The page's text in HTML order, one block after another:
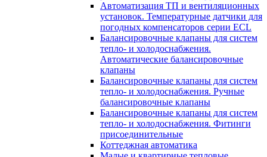
Автоматизация ТП и вентиляционных
установок. Температурные датчики для
погодных компенсаторов серии ECL
Балансировочные клапаны для систем
тепло- и холодоснабжения.
Автоматические балансировочные
клапаны
Балансировочные клапаны для систем
тепло- и холодоснабжения. Ручные
балансировочные клапаны
Балансировочные клапаны для систем
тепло- и холодоснабжения. Фитинги
присоединительные
Коттеджная автоматика